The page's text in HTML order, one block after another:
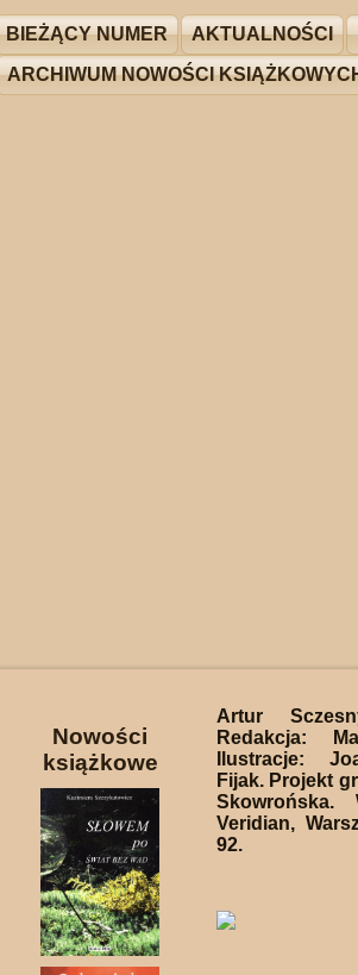
BIEŻĄCY NUMER AKTUALNOŚCI
ARCHIWUM NOWOŚCI
Nowości
książkowe
Artur
Redakcja:
Ilustracje:
Fijak. Projekt
Skowrońska.
Veridian,
92.